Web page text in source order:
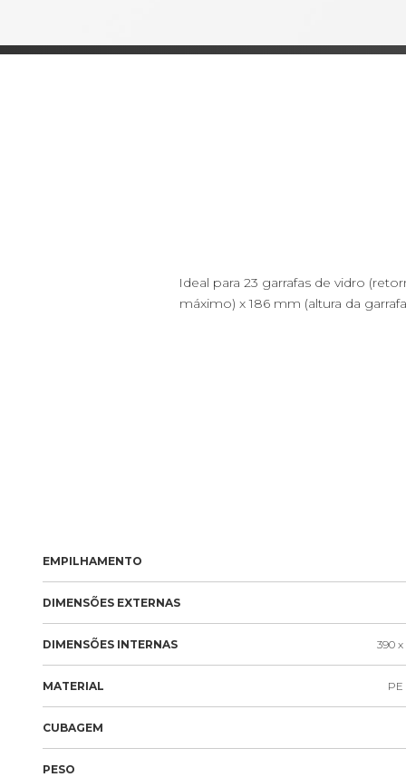
Ideal para 23 garrafas de vidro
máximo) x 186 mm (altura da
EMPILHAMENTO
DIMENSÕES EXTERNAS
DIMENSÕES INTERNAS 390
MATERIAL
CUBAGEM
PESO